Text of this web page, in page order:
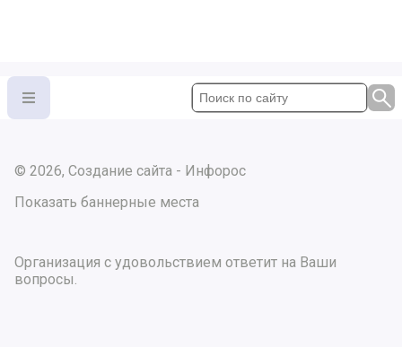
© 2026, Создание сайта - Инфорос
Показать баннерные места
Организация с удовольствием ответит на Ваши
вопросы.